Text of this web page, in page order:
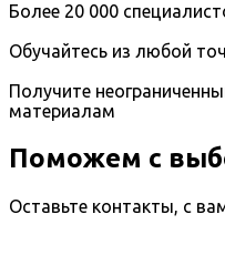
Более 20 000
Обучайтесь из любой
Получите
материалам
Поможем с
Оставьте контакты, с